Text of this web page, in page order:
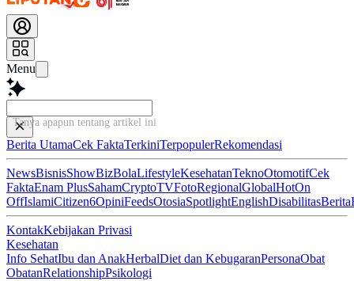
Menu
Tanya apapun tentang artikel ini...
Berita UtamaCek FaktaTerkiniTerpopulerRekomendasi
NewsBisnisShowBizBolaLifestyleKesehatanTeknoOtomotifCek
FaktaEnam PlusSahamCryptoTVFotoRegionalGlobalHotOn
OffIslamiCitizen6OpiniFeedsOtosiaSpotlightEnglishDisabilitasBerita
KontakKebijakan Privasi
Kesehatan
Info SehatIbu dan AnakHerbalDiet dan KebugaranPersonaObat
ObatanRelationshipPsikologi